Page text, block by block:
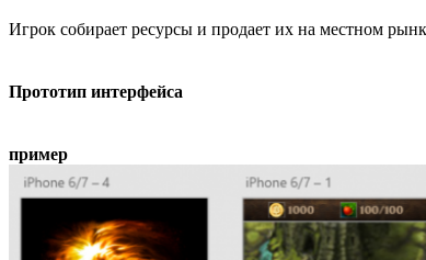
Игрок собирает ресурсы и продает их на местном
Прототип интерфейса
пример